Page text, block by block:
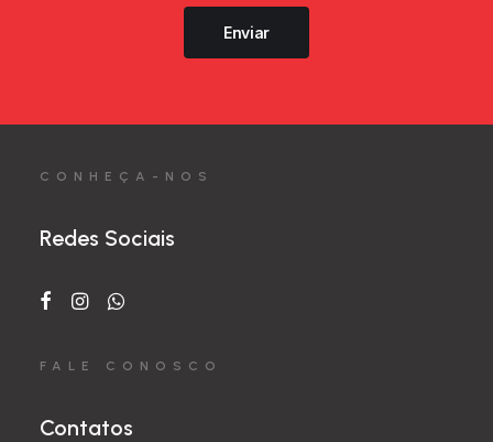
Enviar
CONHEÇA-NOS
Redes Sociais
FALE CONOSCO
Contatos